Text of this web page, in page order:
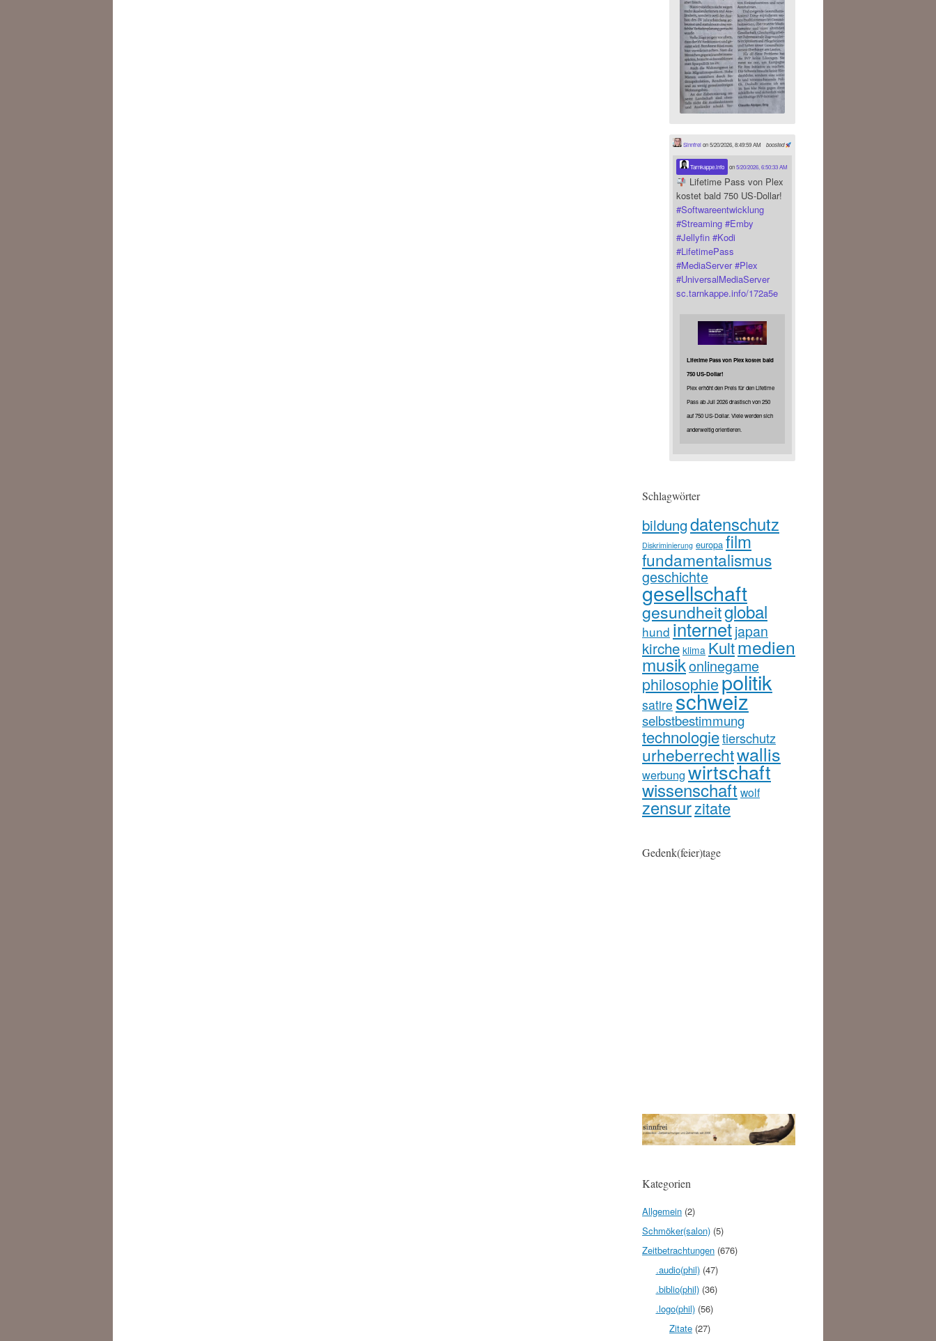
boosted
Sinnfreion 5/20/2026, 8:49:59 AM
Tarnkappe.info on5/20/2026, 6:50:33 AM
Lifetime Pass von Plex
kostet bald 750 US-Dollar!
#Softwareentwicklung
#Streaming #Emby
#Jellyfin #Kodi
#LifetimePass
#MediaServer #Plex
#UniversalMediaServer
sc.tarnkappe.info/172a5e
Lifetime Pass von Plex kostet bald
750 US-Dollar!
Plex erhöht den Preis für den Lifetime
Pass ab Juli 2026 drastisch von 250
auf 750 US-Dollar. Viele werden sich
anderweitig orientieren.
Schlagwörter
bildungdatenschutz
Diskriminierung europa film
fundamentalismus
geschichte
gesellschaft
gesundheitglobal
hund internetjapan
kirche klima Kultmedien
musikonlinegame
philosophiepolitik
satire schweiz
selbstbestimmung
technologietierschutz
urheberrechtwallis
werbung wirtschaft
wissenschaftwolf
zensurzitate
Gedenk(feier)tage
Kategorien
Allgemein (2)
Schmöker(salon) (5)
Zeitbetrachtungen (676)
.audio(phil)(47)
.biblio(phil)(36)
.logo(phil)(56)
Zitate (27)